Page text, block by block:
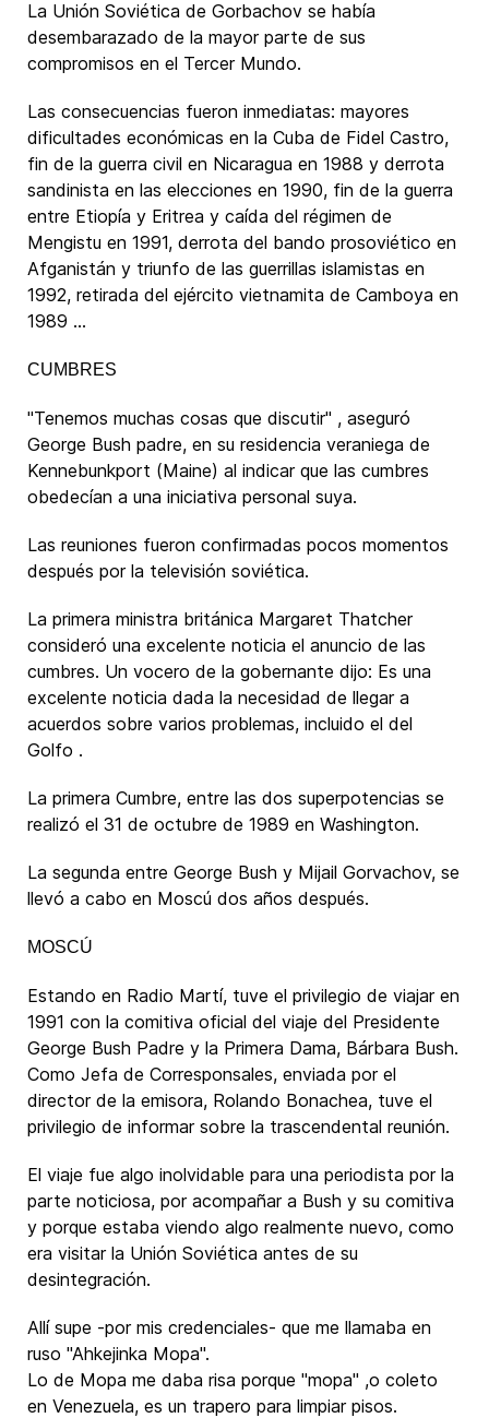
La Unión Soviética de Gorbachov se había
desembarazado de la mayor parte de sus
compromisos en el Tercer Mundo.
Las consecuencias fueron inmediatas: mayores
dificultades económicas en la Cuba de Fidel Castro,
fin de la guerra civil en Nicaragua en 1988 y derrota
sandinista en las elecciones en 1990, fin de la guerra
entre Etiopía y Eritrea y caída del régimen de
Mengistu en 1991, derrota del bando prosoviético en
Afganistán y triunfo de las guerrillas islamistas en
1992, retirada del ejército vietnamita de Camboya en
1989 ...
CUMBRES
"Tenemos muchas cosas que discutir" , aseguró
George Bush padre, en su residencia veraniega de
Kennebunkport (Maine) al indicar que las cumbres
obedecían a una iniciativa personal suya.
Las reuniones fueron confirmadas pocos momentos
después por la televisión soviética.
La primera ministra británica Margaret Thatcher
consideró una excelente noticia el anuncio de las
cumbres. Un vocero de la gobernante dijo: Es una
excelente noticia dada la necesidad de llegar a
acuerdos sobre varios problemas, incluido el del
Golfo .
La primera Cumbre, entre las dos superpotencias se
realizó el 31 de octubre de 1989 en Washington.
La segunda entre George Bush y Mijail Gorvachov, se
llevó a cabo en Moscú dos años después.
MOSCÚ
Estando en Radio Martí, tuve el privilegio de viajar en
1991 con la comitiva oficial del viaje del Presidente
George Bush Padre y la Primera Dama, Bárbara Bush.
Como Jefa de Corresponsales, enviada por el
director de la emisora, Rolando Bonachea, tuve el
privilegio de informar sobre la trascendental reunión.
El viaje fue algo inolvidable para una periodista por la
parte noticiosa, por acompañar a Bush y su comitiva
y porque estaba viendo algo realmente nuevo, como
era visitar la Unión Soviética antes de su
desintegración.
Allí supe -por mis credenciales- que me llamaba en
ruso "Ahkejinka Mopa".
Lo de Mopa me daba risa porque "mopa" ,o coleto
en Venezuela, es un trapero para limpiar pisos.